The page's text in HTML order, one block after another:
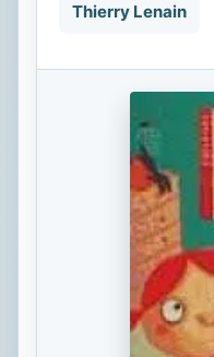
Thierry Lenain